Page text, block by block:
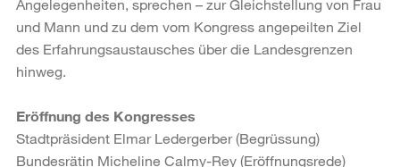
Angelegenheiten, sprechen – zur Gleichstellung von Frau
und Mann und zu dem vom Kongress angepeilten Ziel
des Erfahrungsaustausches über die Landesgrenzen
hinweg.
Eröffnung des Kongresses
Stadtpräsident Elmar Ledergerber (Begrüssung)
Bundesrätin Micheline Calmy-Rey (Eröffnungsrede)